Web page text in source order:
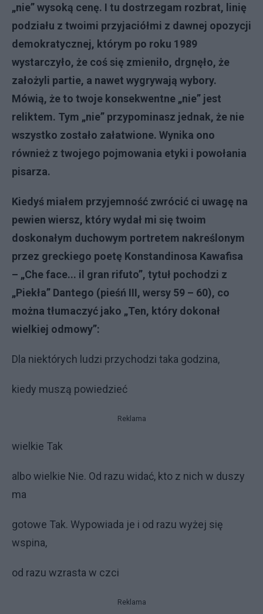
„nie” wysoką cenę. I tu dostrzegam rozbrat, linię
podziału z twoimi przyjaciółmi z dawnej opozycji
demokratycznej, którym po roku 1989
wystarczyło, że coś się zmieniło, drgnęło, że
założyli partie, a nawet wygrywają wybory.
Mówią, że to twoje konsekwentne „nie” jest
reliktem. Tym „nie” przypominasz jednak, że nie
wszystko zostało załatwione. Wynika ono
również z twojego pojmowania etyki i powołania
pisarza.
Kiedyś miałem przyjemność zwrócić ci uwagę na
pewien wiersz, który wydał mi się twoim
doskonałym duchowym portretem nakreślonym
przez greckiego poetę Konstandinosa Kawafisa
– „Che face... il gran rifuto”, tytuł pochodzi z
„Piekła” Dantego (pieśń III, wersy 59 – 60), co
można tłumaczyć jako „Ten, który dokonał
wielkiej odmowy”:
Dla niektórych ludzi przychodzi taka godzina,
kiedy muszą powiedzieć
Reklama
wielkie Tak
albo wielkie Nie. Od razu widać, kto z nich w duszy
ma
gotowe Tak. Wypowiada je i od razu wyżej się
wspina,
od razu wzrasta w czci
Reklama